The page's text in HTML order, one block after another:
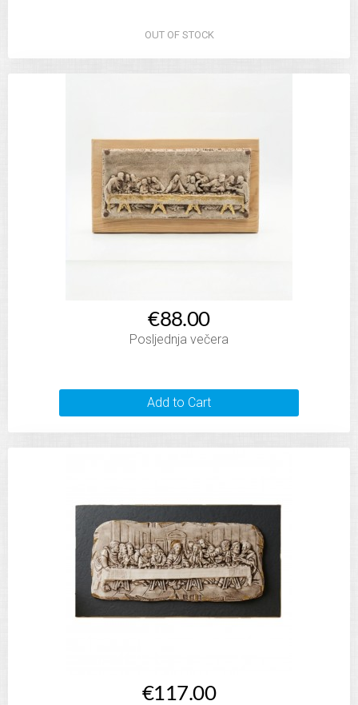
OUT OF STOCK
€88.00
Posljednja večera
Add to Cart
€117.00